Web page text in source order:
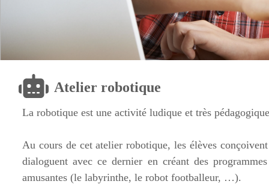
Atelier robotique
La robotique est une activité ludique et très
Au cours de cet atelier robotique, les élèves
dialoguent avec ce dernier en créant des
amusantes (le labyrinthe, le robot footballeur, …).